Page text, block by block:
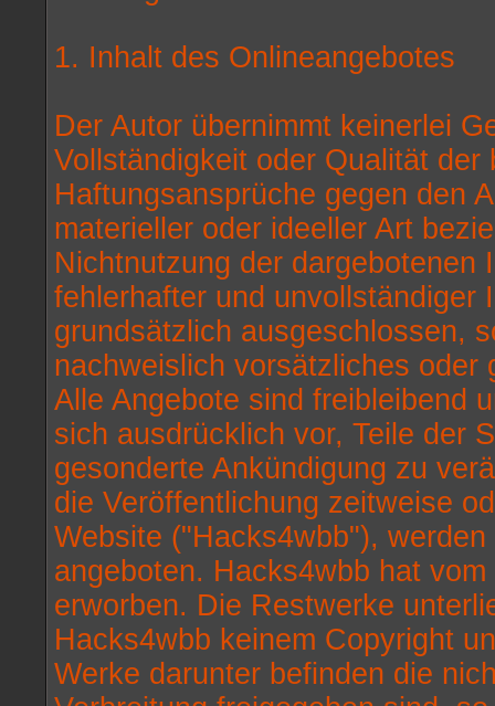
1. Inhalt des Onlineangebotes
Der Autor übernimmt keinerlei
Vollständigkeit oder Qualität
Haftungsansprüche gegen den
materieller oder ideeller Art
Nichtnutzung der dargebotenen
fehlerhafter und unvollständiger
grundsätzlich ausgeschlossen,
nachweislich vorsätzliches oder
Alle Angebote sind freibleibend
sich ausdrücklich vor, Teile der
gesonderte Ankündigung zu
die Veröffentlichung zeitweise
Website ("Hacks4wbb"),
angeboten. Hacks4wbb hat
erworben. Die Restwerke
Hacks4wbb keinem Copyright
Werke darunter befinden die